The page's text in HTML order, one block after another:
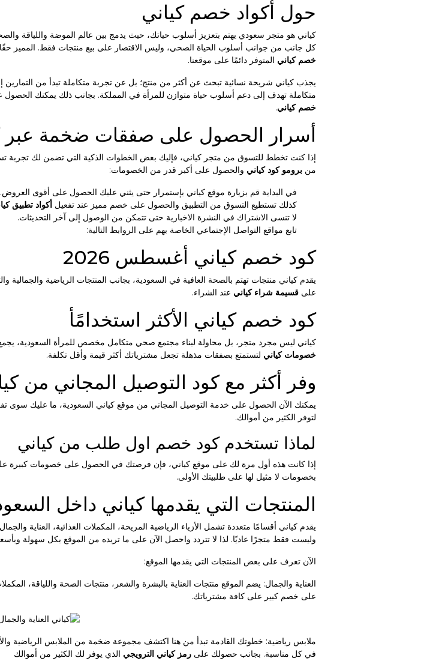
حول أكواد خصم كياني
كياني هو متجر سعودي يهتم بتعزيز أسلوب حياتك، حيث يدمج بين عالم الموضة واللياقة
كل جانب من جوانب أسلوب الحياة الصحي، وليس الاقتصار على بيع منتجات فقط. المميز
خصم كياني المتوفر دائمًا على موقعنا.
يجذب كياني شريحة نسائية تبحث عن أكثر من منتج؛ بل عن تجربة متكاملة تبدأ من التمارين
متكاملة تهدف إلى دعم أسلوب حياة متوازن للمرأة في المملكة. بجانب ذلك يمكنك
خصم كياني.
أسرار الحصول على صفقات ضخمة عبر
إذا كنت تخطط للتسوق من متجر كياني، فإليك بعض الخطوات الذكية التي تضمن لك تجربة
من برومو كود كياني والحصول على أكبر قدر من الخصومات:
في البداية قم بزيارة موقع كياني بإستمرار حتى يثني عليك الحصول على أقوى العروض.
كذلك تستطيع التسوق من التطبيق والحصول على خصم مميز عند تفعيل أكواد تطبيق
لا تنسى الاشتراك في النشرة الاخبارية حتى تتمكن من الوصول إلى آخر التحديثات.
تابع مواقع التواصل الإجتماعي الخاصة بهم على الروابط التالية:
كود خصم كياني أغسطس 2026
يقدم كياني منتجات تهتم بالصحة العافية في السعودية، بجانب المنتجات الرياضية والجمالية
على قسيمة شراء كياني عند الشراء.
كود خصم كياني الأكثر استخدامًأ
كياني ليس مجرد متجر، بل محاولة لبناء مجتمع صحي متكامل مخصص للمرأة السعودية،
خصومات كياني لتستمتع بصفقات مذهلة تجعل مشترياتك أكثر قيمة وأقل تكلفة.
وفر أكثر مع كود التوصيل المجاني من
يمكنك الآن الحصول على خدمة التوصيل المجاني من موقع كياني السعودية، ما عليك سوى
لتوفر الكثير من أموالك.
لماذا تستخدم كود خصم اول طلب من كياني
إذا كانت هذه أول مرة لك على موقع كياني، فإن فرصتك في الحصول على خصومات كبيرة
بخصومات لا مثيل لها على طلبيتك الأولى.
المنتجات التي يقدمها كياني داخل
يقدم كياني أقسامًا متعددة تشمل الأزياء الرياضية المريحة، المكملات الغذائية، العناية
وليست فقط متجرًا عاديًا. لذا لا تتردد واحصل الآن على ما تريده من الموقع بكل سهولة
الآن تعرف على بعض المنتجات التي يقدمها الموقع:
العناية والجمال: يضم الموقع منتجات العناية بالبشرة والشعر، منتجات الصحة واللياقة،
على خصم كبير على كافة مشترياتك.
ملابس رياضية: خطوتك القادمة تبدأ من هنا اكتشف مجموعة ضخمة من الملابس الرياضية
في كل مناسبة. بجانب حصولك على رمز كياني الترويجي الذي يوفر لك الكثير من أموالك